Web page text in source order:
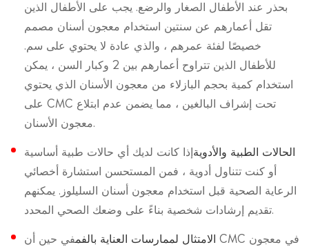
بحذر عند الأطفال الصغار والرضع. يجب على الأطفال الذين
تقل أعمارهم عن سنتين استخدام معجون أسنان مصمم
خصيصًا لفئة عمرهم ، والذي عادة لا يحتوي على سم.
للأطفال الذين تتراوح أعمارهم بين 2 وكبار السن ، يمكن
استخدام كمية بحجم البازلاء من معجون الأسنان الذي يحتوي
على CMC تحت إشراف البالغين ، مما يضمن عدم ابتلاع
الحالات الطبية والأدويةإذا كانت لديك أي حالات طبية أساسية
أو كنت تتناول أدوية ، فمن المستحسن استشارة أخصائي
الرعاية الصحية قبل استخدام معجون أسنان السليلوز. يمكنهم
الامتثال لممارسات العناية بالفمفي حين أن CMC في معجون